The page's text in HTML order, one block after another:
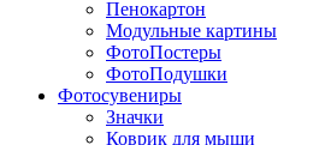
Пенокартон
Модульные картины
ФотоПостеры
ФотоПодушки
Фотоcувениры
Значки
Коврик для мыши